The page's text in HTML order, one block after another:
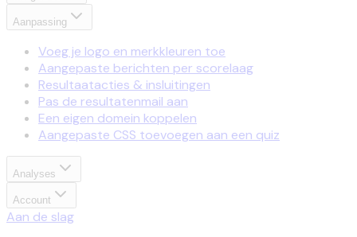
Aanpassing
Voeg je logo en merkkleuren toe
Aangepaste berichten per scorelaag
Resultaatacties & insluitingen
Pas de resultatenmail aan
Een eigen domein koppelen
Aangepaste CSS toevoegen aan een quiz
Analyses
Account
Aan de slag